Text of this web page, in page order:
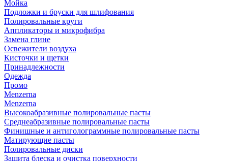
Мойка
Подложки и бруски для шлифования
Полировальные круги
Аппликаторы и микрофибра
Замена глине
Освежители воздуха
Кисточки и щетки
Принадлежности
Одежда
Промо
Menzerna
Menzerna
Высокоабразивные полировальные пасты
Среднеабразивные полировальные пасты
Финишные и антиголограммные полировальные пасты
Матирующие пасты
Полировальные диски
Защита блеска и очистка поверхности